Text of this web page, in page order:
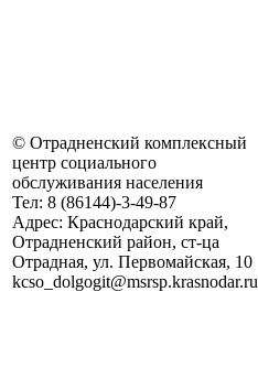
© Отрадненский комплексный
центр социального
обслуживания населения
Тел: 8 (86144)-3-49-87
Адрес: Краснодарский край,
Отрадненский район, ст-ца
Отрадная, ул. Первомайская, 10
kсso_dolgogit@msrsp.krasnodar.ru